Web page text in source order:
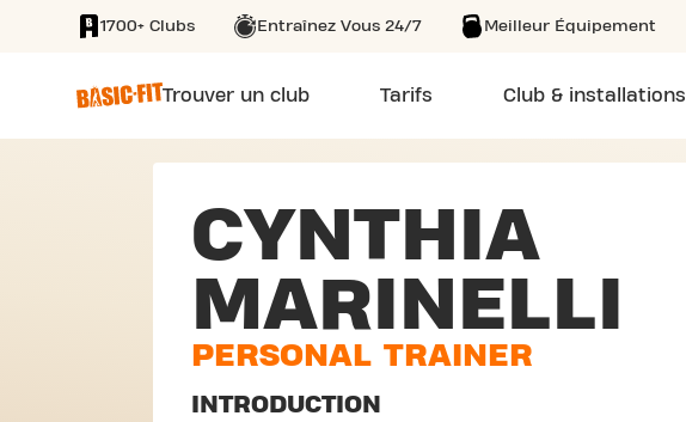
SKIP TO MAIN CONTENT
1700+ Clubs Entraînez Vous 24/7 Meilleur Équipement
Trouver un club Tarifs Club & installations
CYNTHIA
MARINELLI
PERSONAL TRAINER
INTRODUCTION